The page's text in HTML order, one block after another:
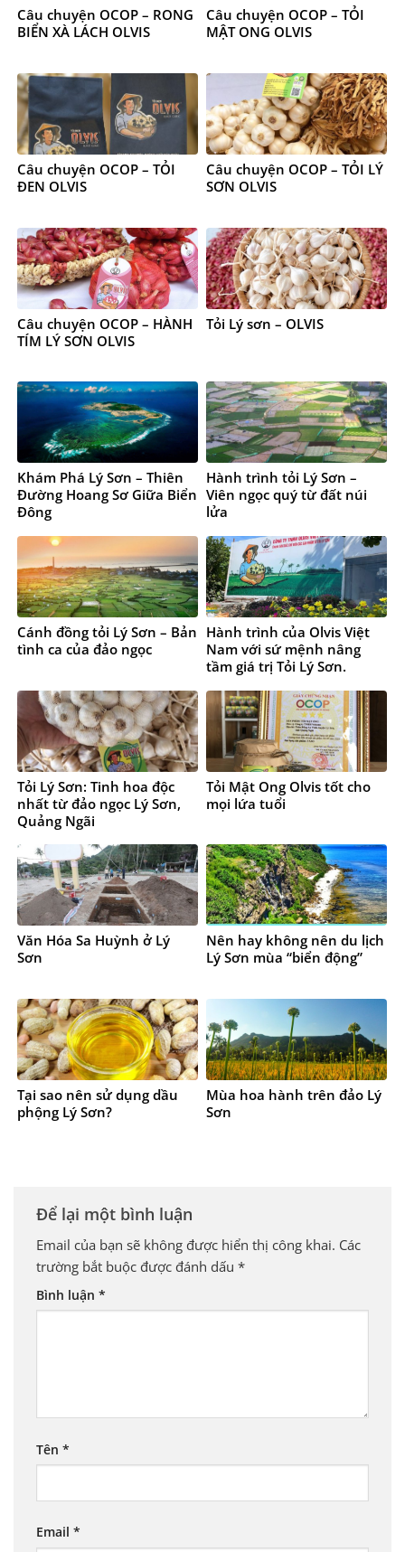
Câu chuyện OCOP – RONG
BIỂN XÀ LÁCH OLVIS
Câu chuyện OCOP – TỎI
MẬT ONG OLVIS
Câu chuyện OCOP – TỎI
ĐEN OLVIS
Câu chuyện OCOP – TỎI LÝ
SƠN OLVIS
Câu chuyện OCOP – HÀNH
TÍM LÝ SƠN OLVIS
Tỏi Lý sơn – OLVIS
Khám Phá Lý Sơn – Thiên
Đường Hoang Sơ Giữa Biển
Đông
Hành trình tỏi Lý Sơn –
Viên ngọc quý từ đất núi
lửa
Cánh đồng tỏi Lý Sơn – Bản
tình ca của đảo ngọc
Hành trình của Olvis Việt
Nam với sứ mệnh nâng
tầm giá trị Tỏi Lý Sơn.
Tỏi Lý Sơn: Tinh hoa độc
nhất từ đảo ngọc Lý Sơn,
Quảng Ngãi
Tỏi Mật Ong Olvis tốt cho
mọi lứa tuổi
Văn Hóa Sa Huỳnh ở Lý
Sơn
Nên hay không nên du lịch
Lý Sơn mùa “biển động”
Tại sao nên sử dụng dầu
phộng Lý Sơn?
Mùa hoa hành trên đảo Lý
Sơn
Để lại một bình luận
Email của bạn sẽ không được hiển thị công khai. Các
trường bắt buộc được đánh dấu *
Bình luận *
Tên *
Email *